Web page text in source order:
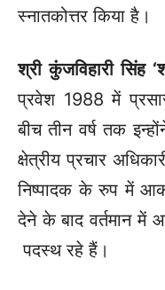
स्नातकोत्तर किया है।
श्री कुंजविहारी सिंह
प्रवेश 1988 में
बीच तीन वर्ष तक
क्षेत्रीय प्रचार
निष्पादक के रुप में
देने के बाद वर्तमान में
पदस्थ रहे हैं।